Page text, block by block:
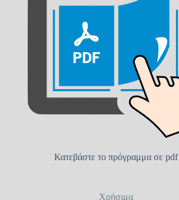
Κατεβάστε το πρόγραμμα σε pdf
Χρήσιμα